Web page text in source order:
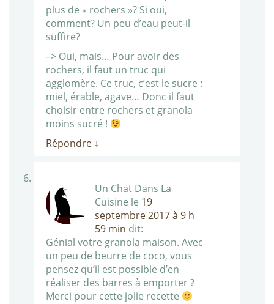
plus de « rochers »? Si oui,
comment? Un peu d’eau peut-il
suffire?
–> Oui, mais… Pour avoir des
rochers, il faut un truc qui
agglomère. Ce truc, c’est le sucre :
miel, érable, agave… Donc il faut
choisir entre rochers et granola
moins sucré !
Répondre ↓
Un Chat Dans La
Cuisine le 19
septembre 2017 à 9 h
59 min dit:
Génial votre granola maison. Avec
un peu de beurre de coco, vous
pensez qu’il est possible d’en
réaliser des barres à emporter ?
Merci pour cette jolie recette